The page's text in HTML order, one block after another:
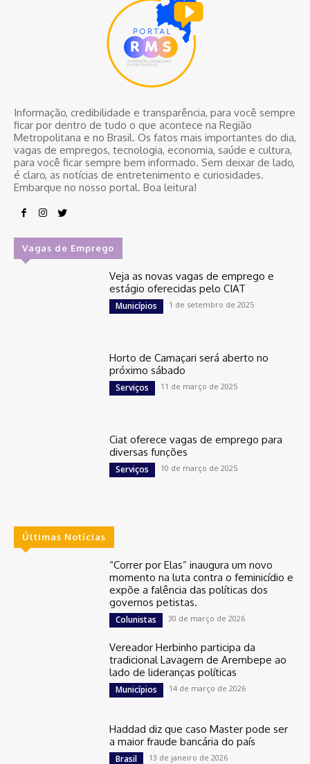
Informação, credibilidade e transparência, para você sempre
ficar por dentro de tudo o que acontece na Região
Metropolitana e no Brasil. Os fatos mais importantes do dia,
vagas de empregos, tecnologia, economia, saúde e cultura,
para você ficar sempre bem informado. Sem deixar de lado,
é claro, as notícias de entretenimento e curiosidades.
Embarque no nosso portal. Boa leitura!
Vagas de Emprego
Veja as novas vagas de emprego e
estágio oferecidas pelo CIAT
Municípios 1 de setembro de 2025
Horto de Camaçari será aberto no
próximo sábado
Serviços 11 de março de 2025
Ciat oferece vagas de emprego para
diversas funções
Serviços 10 de março de 2025
Últimas Notícias
“Correr por Elas” inaugura um novo
momento na luta contra o feminicídio e
expõe a falência das políticas dos
governos petistas.
Colunistas 30 de março de 2026
Vereador Herbinho participa da
tradicional Lavagem de Arembepe ao
lado de lideranças políticas
Municípios 14 de março de 2026
Haddad diz que caso Master pode ser
a maior fraude bancária do país
Brasil 13 de janeiro de 2026